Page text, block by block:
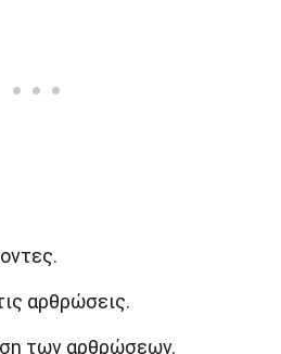
αρθρώσεις.
των αρθρώσεων.